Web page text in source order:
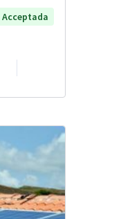
Acceptada